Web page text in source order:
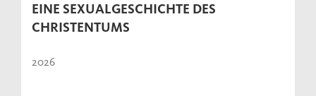
EINE SEXUALGESCHICHTE DES
CHRISTENTUMS
2026